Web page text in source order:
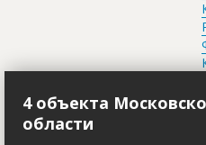
4 объекта
области